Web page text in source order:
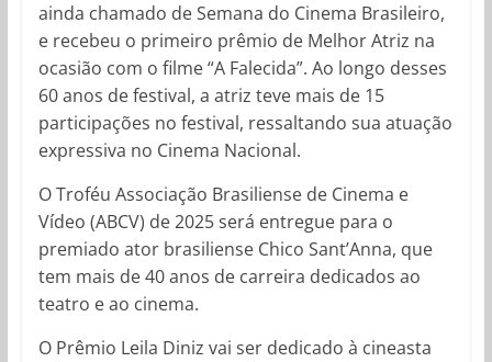
ainda chamado de Semana do Cinema Brasileiro,
e recebeu o primeiro prêmio de Melhor Atriz na
ocasião com o filme “A Falecida”. Ao longo desses
60 anos de festival, a atriz teve mais de 15
participações no festival, ressaltando sua atuação
expressiva no Cinema Nacional.
O Troféu Associação Brasiliense de Cinema e
Vídeo (ABCV) de 2025 será entregue para o
premiado ator brasiliense Chico Sant’Anna, que
tem mais de 40 anos de carreira dedicados ao
teatro e ao cinema.
O Prêmio Leila Diniz vai ser dedicado à cineasta